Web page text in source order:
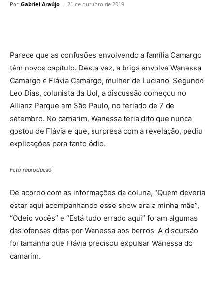
Por Gabriel Araújo - 21 de outubro de 2019
Parece que as confusões envolvendo a família Camargo
têm novos capítulo. Desta vez, a briga envolve Wanessa
Camargo e Flávia Camargo, mulher de Luciano. Segundo
Leo Dias, colunista da Uol, a discussão começou no
Allianz Parque em São Paulo, no feriado de 7 de
setembro. No camarim, Wanessa teria dito que nunca
gostou de Flávia e que, surpresa com a revelação, pediu
explicações para tanto ódio.
Foto reprodução
De acordo com as informações da coluna, “Quem deveria
estar aqui acompanhando esse show era a minha mãe”,
“Odeio vocês” e “Está tudo errado aqui” foram algumas
das ofensas ditas por Wanessa aos berros. A discursão
foi tamanha que Flávia precisou expulsar Wanessa do
camarim.